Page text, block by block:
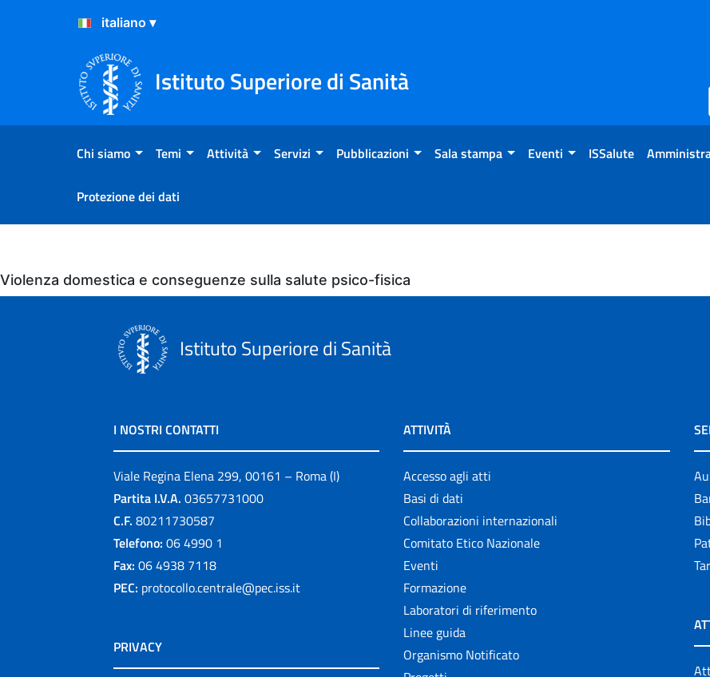
Salta al Contenuto
Salta al Footer
Istituto Superiore di Sanità
Chi siamo Temi Attività Servizi Pubblicazioni Sala stampa Eventi ISSalute
Protezione dei dati
Eventi
Violenza domestica e conseguenze sulla salute psico-fisica
Istituto Superiore di Sanità
I NOSTRI CONTATTI
Viale Regina Elena 299, 00161 – Roma (I)
Partita I.V.A. 03657731000
C.F. 80211730587
Telefono: 06 4990 1
Fax: 06 4938 7118
PEC: protocollo.centrale@pec.iss.it
PRIVACY
ATTIVITÀ
Accesso agli atti
Basi di dati
Collaborazioni internazionali
Comitato Etico Nazionale
Eventi
Formazione
Laboratori di riferimento
Linee guida
Organismo Notificato